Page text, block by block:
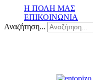
Η ΠΟΛΗ ΜΑΣ
ΕΠΙΚΟΙΝΩΝΙΑ
Αναζήτηση...